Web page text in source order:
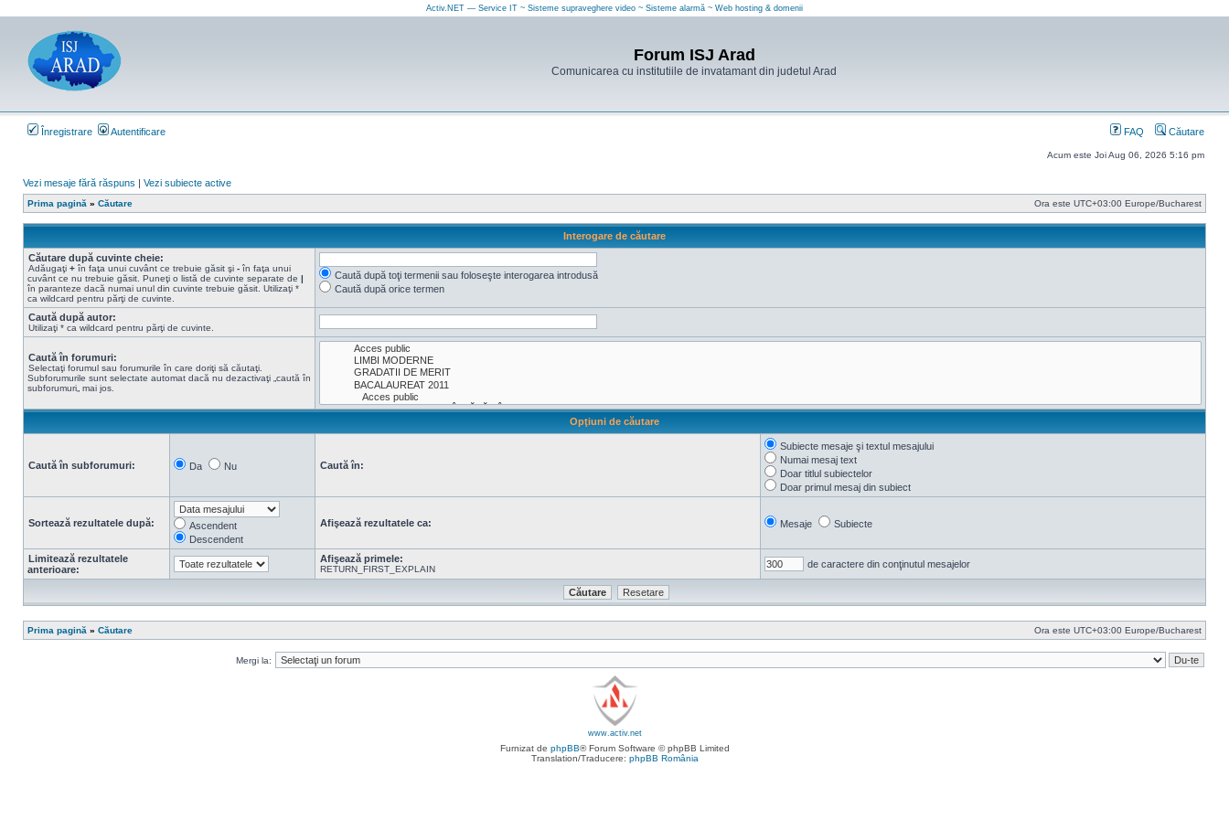
Activ.NET — Service IT ~ Sisteme supraveghere video ~ Sisteme alarmă ~ Web hosting & domenii
Forum ISJ Arad
Comunicarea cu institutiile de invatamant din judetul Arad
Înregistrare Autentificare FAQ Căutare
Acum este Joi Aug 06, 2026 5:16 pm
Vezi mesaje fără răspuns | Vezi subiecte active
Prima pagină » Căutare Ora este UTC+03:00 Europe/Bucharest
Interogare de căutare
Căutare după cuvinte cheie:
Adăugaţi + în faţa unui cuvânt ce trebuie găsit şi - în faţa unui
cuvânt ce nu trebuie găsit. Puneţi o listă de cuvinte separate de |
în paranteze dacă numai unul din cuvinte trebuie găsit. Utilizaţi *
ca wildcard pentru părţi de cuvinte.
Caută după toţi termenii sau foloseşte interogarea introdusă
Caută după orice termen
Caută după autor:
Utilizaţi * ca wildcard pentru părţi de cuvinte.
Caută în forumuri:
Selectaţi forumul sau forumurile în care doriţi să căutaţi.
Subforumurile sunt selectate automat dacă nu dezactivaţi „caută în
subforumuri„ mai jos.
Opţiuni de căutare
Caută în subforumuri: Da Nu Caută în:
Subiecte mesaje şi textul mesajului
Numai mesaj text
Doar titlul subiectelor
Doar primul mesaj din subiect
Sortează rezultatele după:
Ascendent
Descendent
Afişează rezultatele ca: Mesaje Subiecte
Limitează rezultatele
anterioare:
Afişează primele:
RETURN_FIRST_EXPLAIN de caractere din conţinutul mesajelor
Prima pagină » Căutare Ora este UTC+03:00 Europe/Bucharest
Mergi la:
www.activ.net
Furnizat de phpBB® Forum Software © phpBB Limited
Translation/Traducere: phpBB România